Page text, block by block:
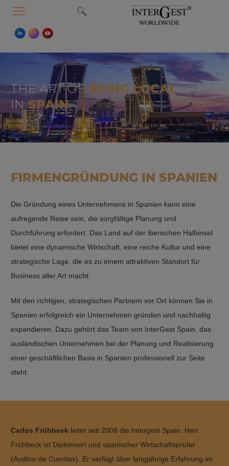
THE ART OF BEING LOCAL
IN SPAIN
FIRMENGRÜNDUNG IN SPANIEN
Die Gründung eines Unternehmens in Spanien kann eine
aufregende Reise sein, die sorgfältige Planung und
Durchführung erfordert. Das Land auf der iberischen Halbinsel
bietet eine dynamische Wirtschaft, eine reiche Kultur und eine
strategische Lage, die es zu einem attraktiven Standort für
Business aller Art macht.
Mit den richtigen, strategischen Partnern vor Ort können Sie in
Spanien erfolgreich ein Unternehmen gründen und nachhaltig
expandieren. Dazu gehört das Team von InterGest Spain, das
ausländischen Unternehmen bei der Planung und Realisierung
einer geschäftlichen Basis in Spanien professionell zur Seite
steht.
Carlos Frühbeck leitet seit 2008 die Intergest Spain. Herr
Frühbeck ist Diplomwirt und spanischer Wirtschaftsprüfer
(Auditor de Cuentas). Er verfügt über langjährige Erfahrung im